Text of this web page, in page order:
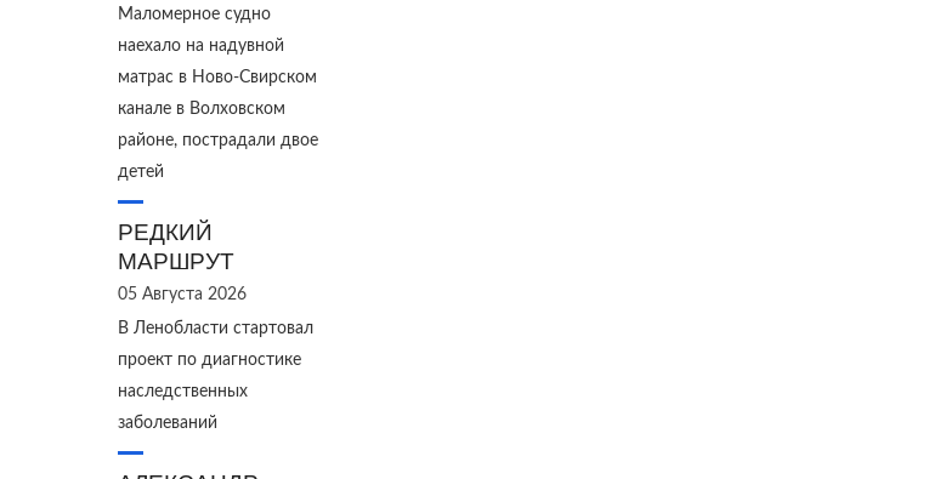
Маломерное судно
наехало на надувной
матрас в Ново‑Свирском
канале в Волховском
районе, пострадали двое
детей
РЕДКИЙ
МАРШРУТ
05 Августа 2026
В Ленобласти стартовал
проект по диагностике
наследственных
заболеваний